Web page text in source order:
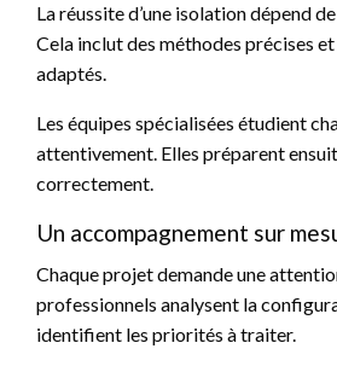
La réussite d’une isolation dépend
Cela inclut des méthodes précises
adaptés.
Les équipes spécialisées étudient
attentivement. Elles préparent
correctement.
Un accompagnement sur
Chaque projet demande une
professionnels analysent la
identifient les priorités à traiter.